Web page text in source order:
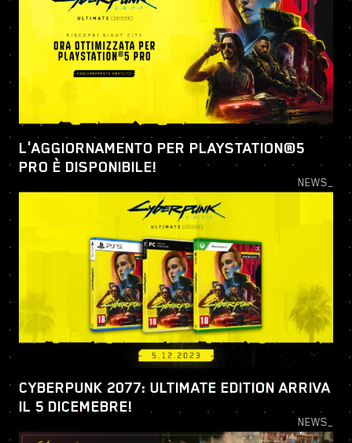
L'AGGIORNAMENTO PER PLAYSTATION®5
PRO È DISPONIBILE!
NEWS_
CYBERPUNK 2077: ULTIMATE EDITION ARRIVA
IL 5 DICEMEBRE!
NEWS_